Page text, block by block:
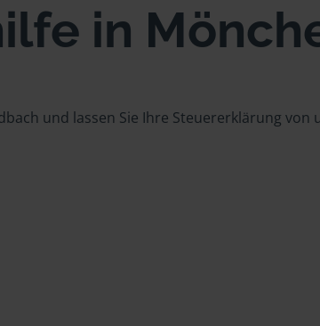
in
und lassen Sie Ihre Steuererklärung von